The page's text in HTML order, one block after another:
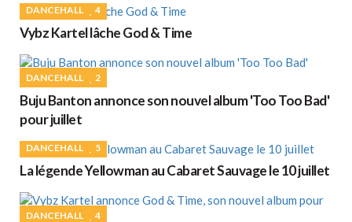
DANCEHALL 4
Vybz Kartel lâche God & Time
DANCEHALL 2
Buju Banton annonce son nouvel album 'Too Too Bad'
pour juillet
DANCEHALL 5
La légende Yellowman au Cabaret Sauvage le 10 juillet
DANCEHALL 4